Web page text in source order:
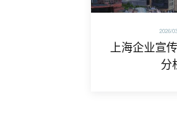
2026/
上海企业宣
分